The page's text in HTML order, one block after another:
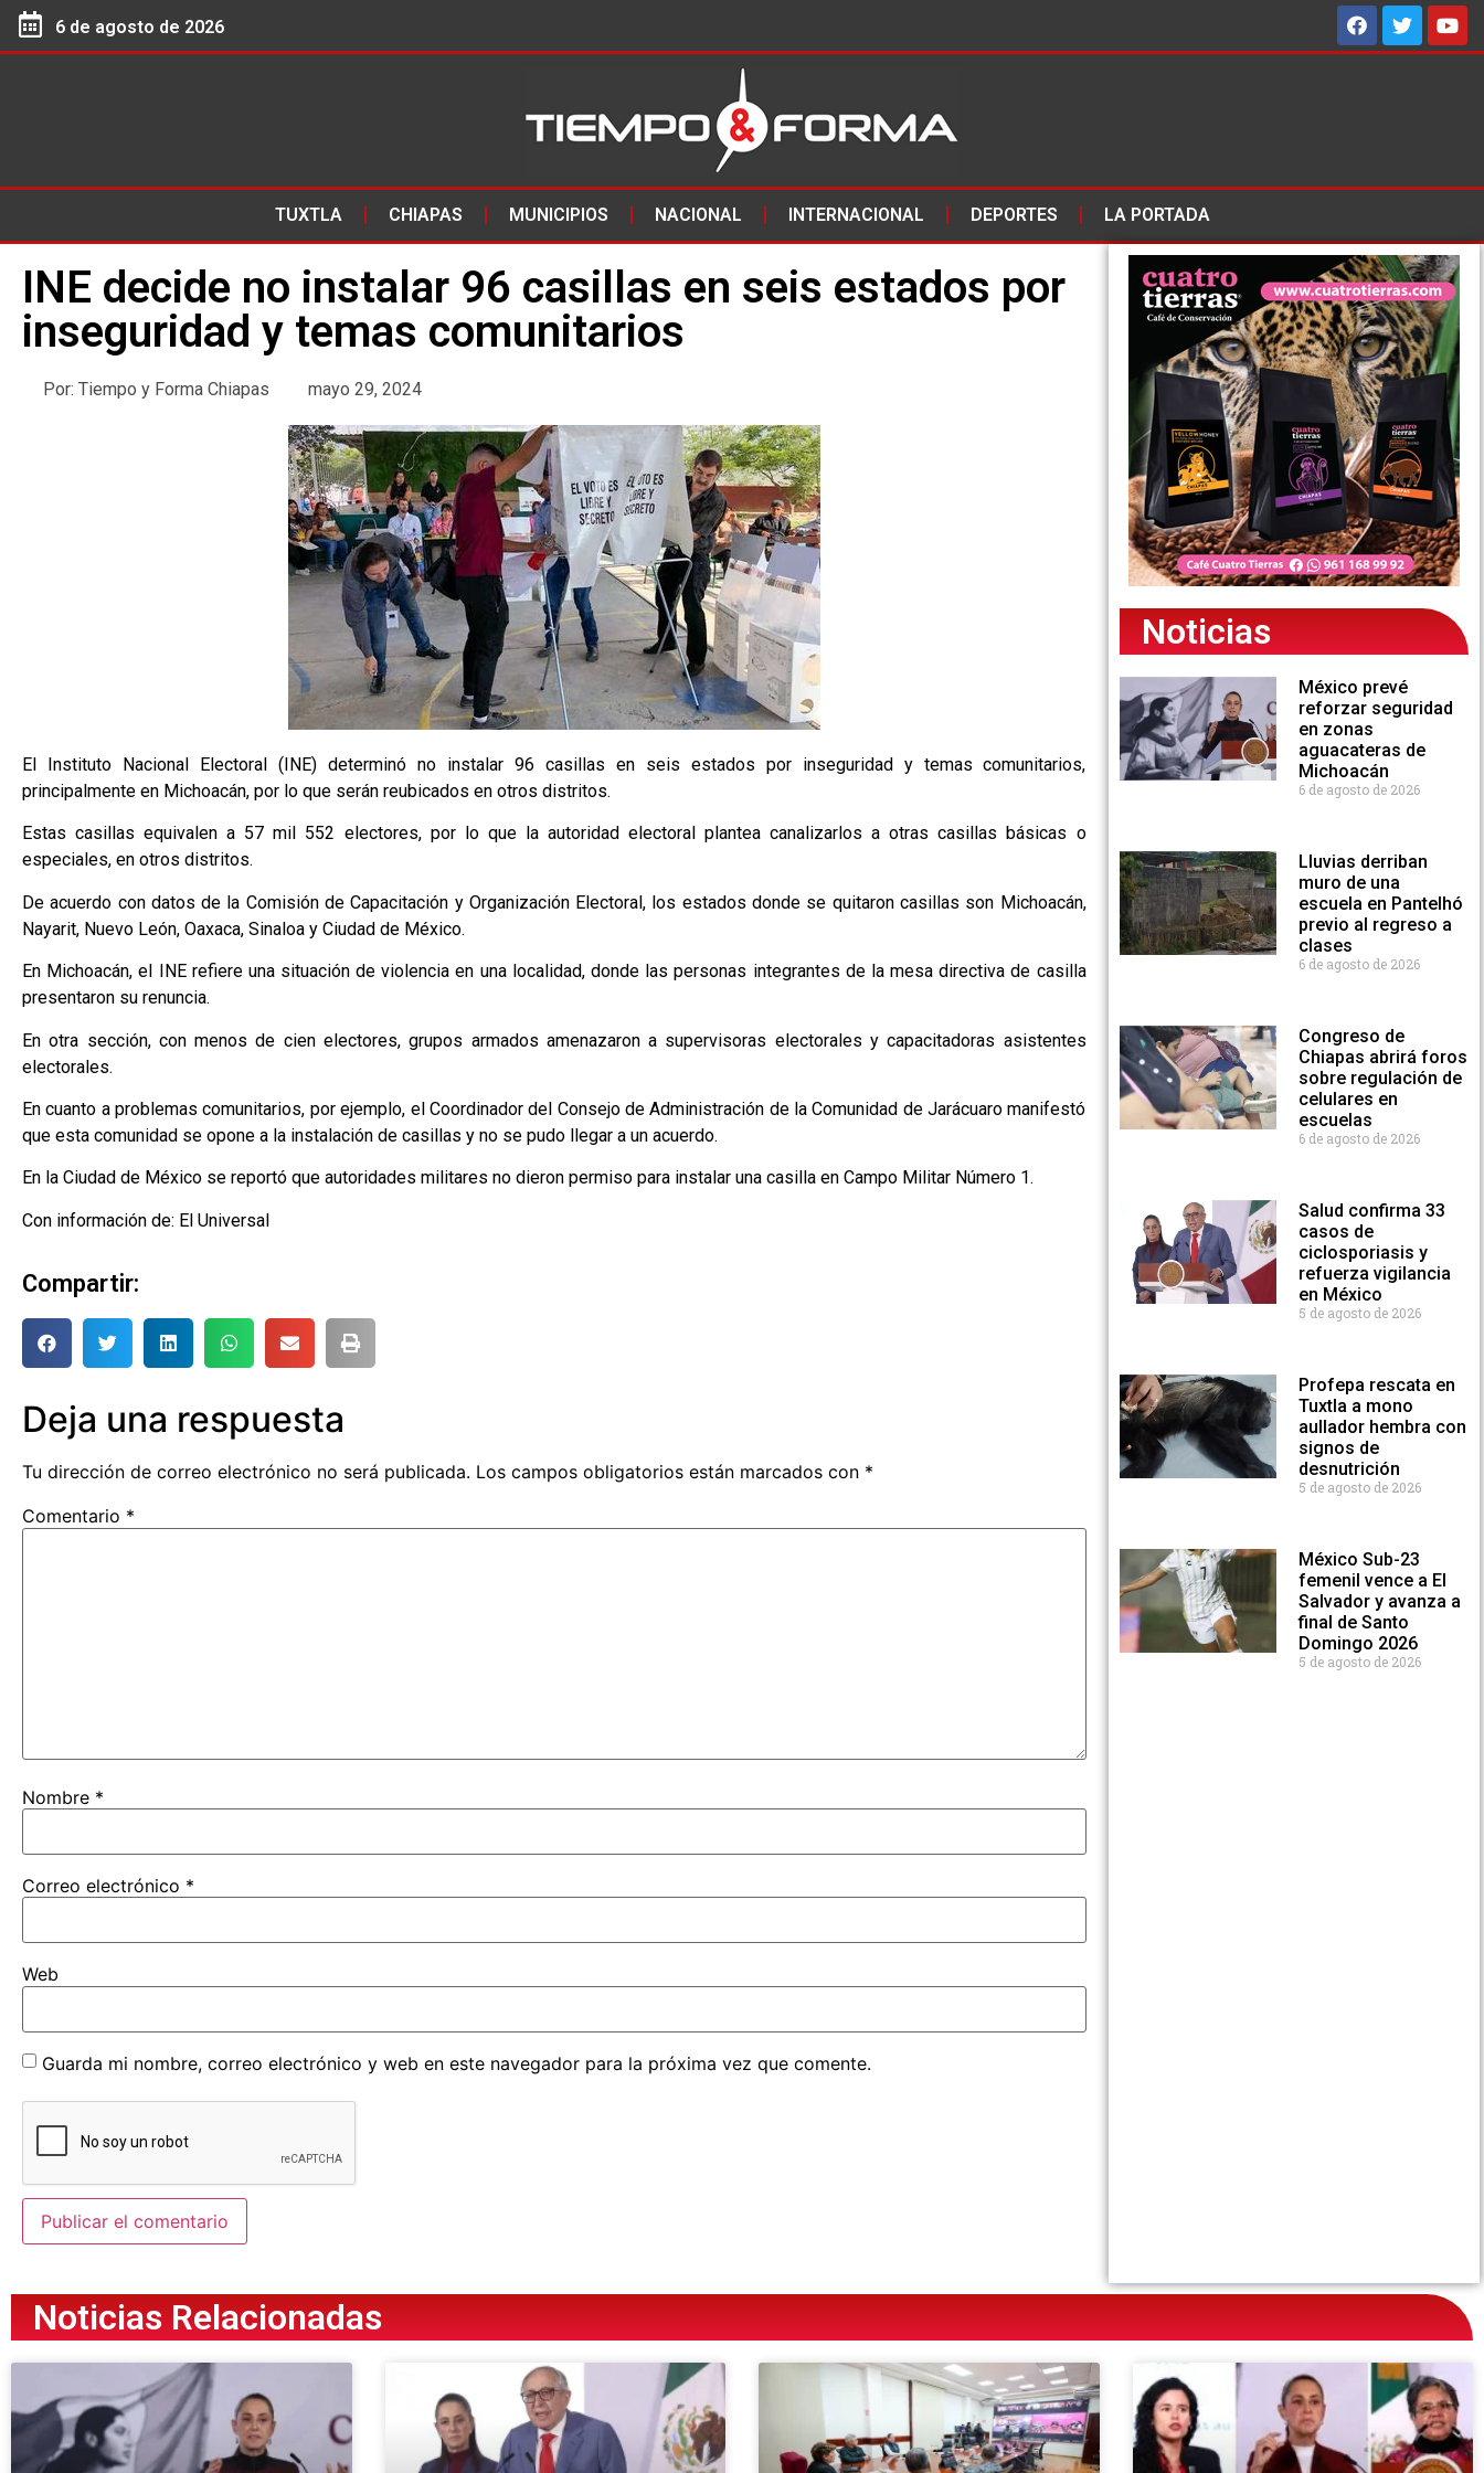
6 de agosto de 2026
TUXTLA CHIAPAS MUNICIPIOS NACIONAL INTERNACIONAL DEPORTES LA PORTADA
INE decide no instalar 96 casillas en seis estados por
inseguridad y temas comunitarios
Por: Tiempo y Forma Chiapas mayo 29, 2024
El Instituto Nacional Electoral (INE) determinó no instalar 96 casillas en seis estados por inseguridad y temas comunitarios,
principalmente en Michoacán, por lo que serán reubicados en otros distritos.
Estas casillas equivalen a 57 mil 552 electores, por lo que la autoridad electoral plantea canalizarlos a otras casillas básicas o
especiales, en otros distritos.
De acuerdo con datos de la Comisión de Capacitación y Organización Electoral, los estados donde se quitaron casillas son Michoacán,
Nayarit, Nuevo León, Oaxaca, Sinaloa y Ciudad de México.
En Michoacán, el INE refiere una situación de violencia en una localidad, donde las personas integrantes de la mesa directiva de casilla
presentaron su renuncia.
En otra sección, con menos de cien electores, grupos armados amenazaron a supervisoras electorales y capacitadoras asistentes
electorales.
En cuanto a problemas comunitarios, por ejemplo, el Coordinador del Consejo de Administración de la Comunidad de Jarácuaro manifestó
que esta comunidad se opone a la instalación de casillas y no se pudo llegar a un acuerdo.
En la Ciudad de México se reportó que autoridades militares no dieron permiso para instalar una casilla en Campo Militar Número 1.
Con información de: El Universal
Compartir:
Deja una respuesta
Tu dirección de correo electrónico no será publicada. Los campos obligatorios están marcados con *
Comentario *
Nombre *
Correo electrónico *
Web
Guarda mi nombre, correo electrónico y web en este navegador para la próxima vez que comente.
Noticias
México prevé
reforzar seguridad
en zonas
aguacateras de
Michoacán
6 de agosto de 2026
Lluvias derriban
muro de una
escuela en Pantelhó
previo al regreso a
clases
6 de agosto de 2026
Congreso de
Chiapas abrirá foros
sobre regulación de
celulares en
escuelas
6 de agosto de 2026
Salud confirma 33
casos de
ciclosporiasis y
refuerza vigilancia
en México
5 de agosto de 2026
Profepa rescata en
Tuxtla a mono
aullador hembra con
signos de
desnutrición
5 de agosto de 2026
México Sub-23
femenil vence a El
Salvador y avanza a
final de Santo
Domingo 2026
5 de agosto de 2026
Noticias Relacionadas